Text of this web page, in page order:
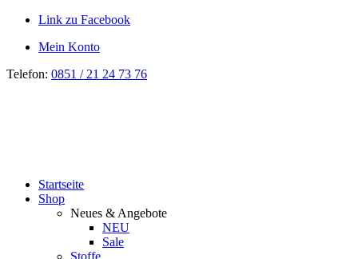
Link zu Facebook
Mein Konto
Telefon: 0851 / 21 24 73 76
Startseite
Shop
Neues & Angebote
NEU
Sale
Stoffe